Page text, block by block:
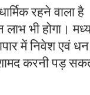
रहने वाला है
भी होगा।
में निवेश एवं
करनी पड़